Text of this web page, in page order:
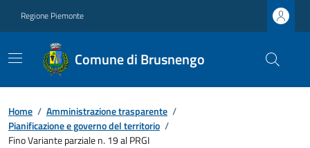
Regione Piemonte
Comune di Brusnengo
Home / Amministrazione trasparente /
Pianificazione e governo del territorio /
Fino Variante parziale n. 19 al PRGI